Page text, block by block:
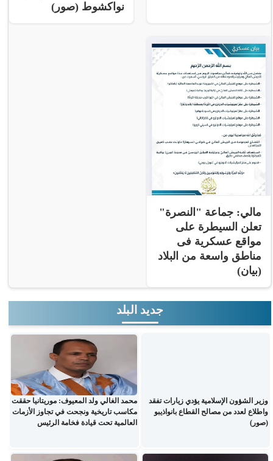
نواكشوط (صور)
مالي: جماعة "النصرة"
تعلن السيطرة على
مواقع عسكرية فى
مناطق واسعة من البلاد
(بيان)
جديد البلد
وزير الشؤون الإسلامية يؤدي زيارات تفقد
واطلاع لعدد من مصالح القطاع بانواذيبو
(صور)
محمد الغالي ولد المعيوف: موريتانيا حققت
مكاسب تاريخية ونجحت في تجاوز الأزمات
العالمية تحت قيادة فخامة الرئيس